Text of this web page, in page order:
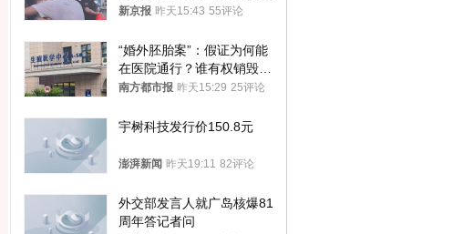
儿子先后被打捞上岸
新京报 昨天15:43 55评论
“婚外胚胎案”：假证为何能
在医院通行？谁有权销毁胚
胎？
南方都市报 昨天15:29 25评论
宇树科技发行价150.8元
澎湃新闻 昨天19:11 82评论
外交部发言人就广岛核爆81
周年答记者问